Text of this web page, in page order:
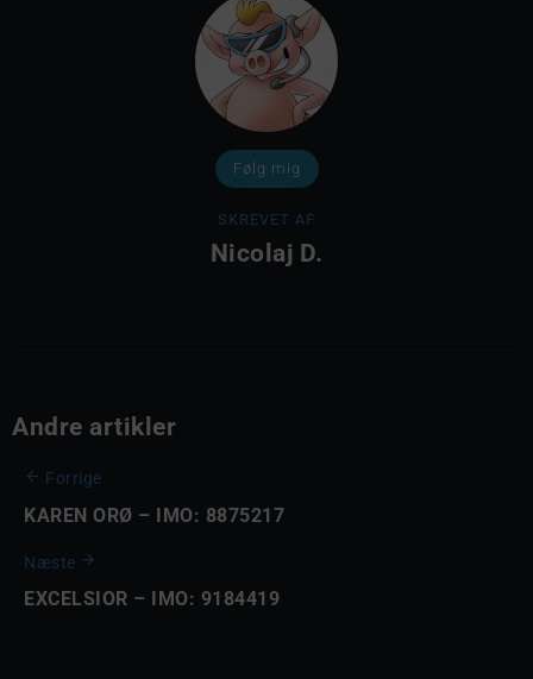
Følg mig
SKREVET AF
Nicolaj D.
Andre artikler
Forrige
KAREN ORØ – IMO: 8875217
Næste
EXCELSIOR – IMO: 9184419